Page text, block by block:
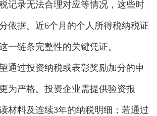
记录无法合理对应等情况，这些时
依据。近6个月的个人所得税纳税证
一链条完整性的关键凭证。
过投资纳税或表彰奖励加分的申
为严格。投资企业需提供验资报
材料及连续3年的纳税明细；若通过